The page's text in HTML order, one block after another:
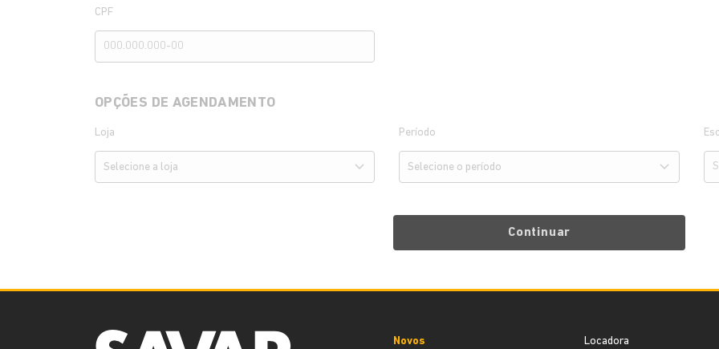
CPF
OPÇÕES DE AGENDAMENTO
Loja Período
Continuar
Novos Locadora